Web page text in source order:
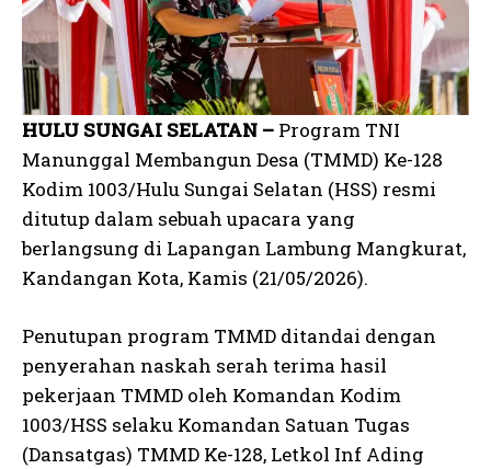
HULU SUNGAI SELATAN – Program TNI
Manunggal Membangun Desa (TMMD) Ke-128
Kodim 1003/Hulu Sungai Selatan (HSS) resmi
ditutup dalam sebuah upacara yang
berlangsung di Lapangan Lambung Mangkurat,
Kandangan Kota, Kamis (21/05/2026).
Penutupan program TMMD ditandai dengan
penyerahan naskah serah terima hasil
pekerjaan TMMD oleh Komandan Kodim
1003/HSS selaku Komandan Satuan Tugas
(Dansatgas) TMMD Ke-128, Letkol Inf Ading